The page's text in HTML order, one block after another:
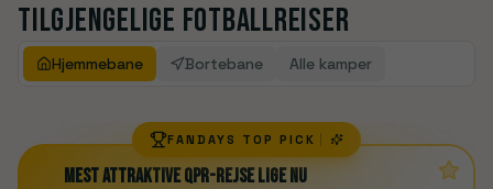
Tilgjengelige fotballreiser
Hjemmebane Bortebane Alle kamper
FANDAYS TOP PICK
Mest attraktive QPR-rejse lige nu